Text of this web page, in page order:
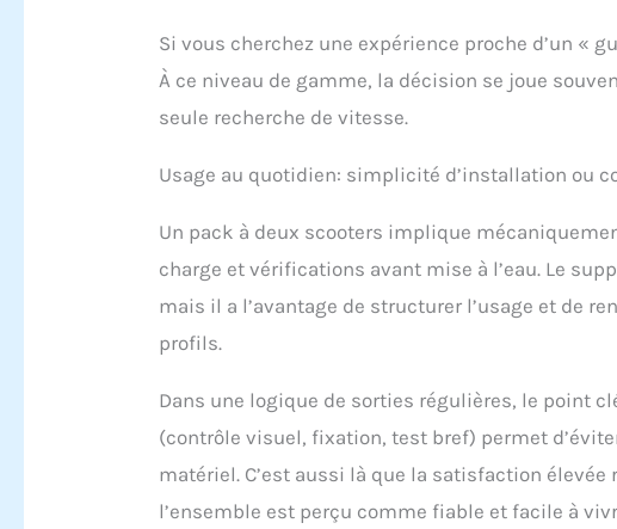
Si vous cherchez une expérience proche d’un «
À ce niveau de gamme, la décision se joue
seule recherche de vitesse.
Usage au quotidien: simplicité d’installation ou
Un pack à deux scooters implique
charge et vérifications avant mise à l’eau. Le
mais il a l’avantage de structurer l’usage et de
profils.
Dans une logique de sorties régulières, le point
(contrôle visuel, fixation, test bref) permet
matériel. C’est aussi là que la satisfaction
l’ensemble est perçu comme fiable et facile à